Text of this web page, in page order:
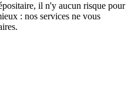
il n'y aucun risque pour
: nos services ne vous